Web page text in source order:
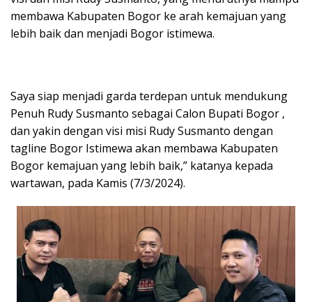
membawa Kabupaten Bogor ke arah kemajuan yang
lebih baik dan menjadi Bogor istimewa.
Saya siap menjadi garda terdepan untuk mendukung
Penuh Rudy Susmanto sebagai Calon Bupati Bogor ,
dan yakin dengan visi misi Rudy Susmanto dengan
tagline Bogor Istimewa akan membawa Kabupaten
Bogor kemajuan yang lebih baik,” katanya kepada
wartawan, pada Kamis (7/3/2024).